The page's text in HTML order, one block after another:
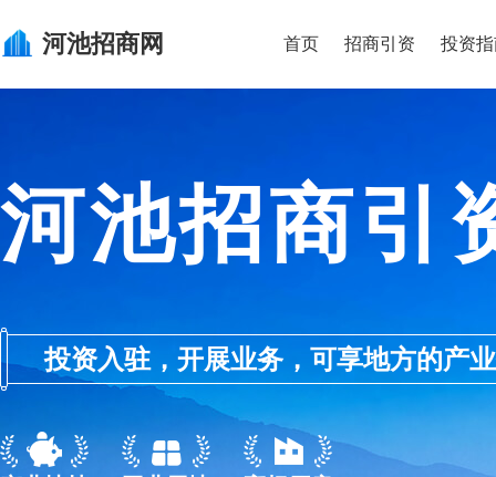
河池招商网 首页 招商引资 投资
河池招商引
投资入驻，开展业务，可享地方的产